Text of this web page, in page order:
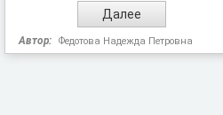
Автор: Федотова Надежда Петровна